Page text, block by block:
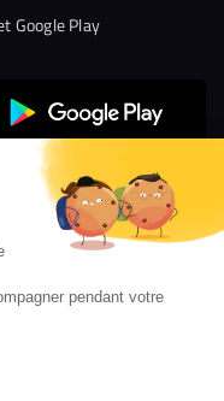
pendant votre
Google Play
des cookies
Mentions légales